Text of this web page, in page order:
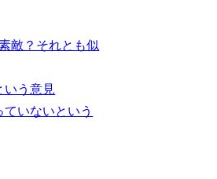
敵？それとも似
いう意見
いないという